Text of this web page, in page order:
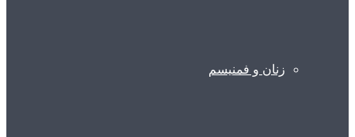
زنان و فمنیسم